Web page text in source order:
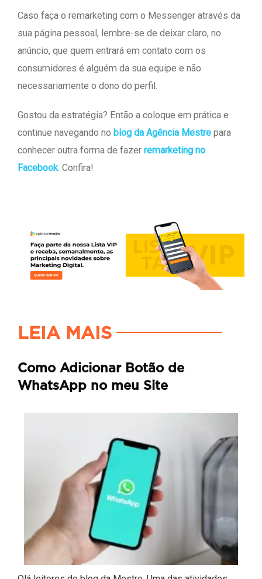
Caso faça o remarketing com o Messenger através da
sua página pessoal, lembre-se de deixar claro, no
anúncio, que quem entrará em contato com os
consumidores é alguém da sua equipe e não
necessariamente o dono do perfil.
Gostou da estratégia? Então a coloque em prática e
continue navegando no blog da Agência Mestre para
conhecer outra forma de fazer remarketing no
Facebook. Confira!
LEIA MAIS
Como Adicionar Botão de
WhatsApp no meu Site